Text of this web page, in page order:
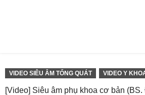
VIDEO SIÊU ÂM TỔNG QUÁT VIDEO Y
[Video] Siêu âm phụ khoa cơ bản